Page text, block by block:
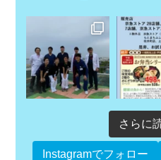
さらに
Instagramでフォロー